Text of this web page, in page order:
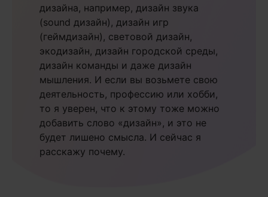
дизайна, например, дизайн звука
(sound дизайн), дизайн игр
(геймдизайн), световой дизайн,
экодизайн, дизайн городской среды,
дизайн команды и даже дизайн
мышления. И если вы возьмете свою
деятельность, профессию или хобби,
то я уверен, что к этому тоже можно
добавить слово «дизайн», и это не
будет лишено смысла. И сейчас я
расскажу почему.